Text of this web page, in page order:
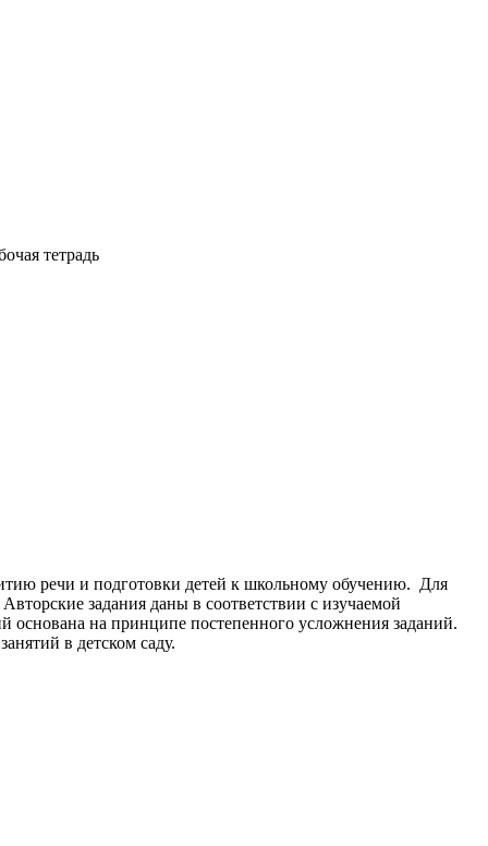
тетрадь
речи и подготовки детей к школьному обучению. Для
задания даны в соответствии с изучаемой
на принципе постепенного усложнения заданий.
в детском саду.